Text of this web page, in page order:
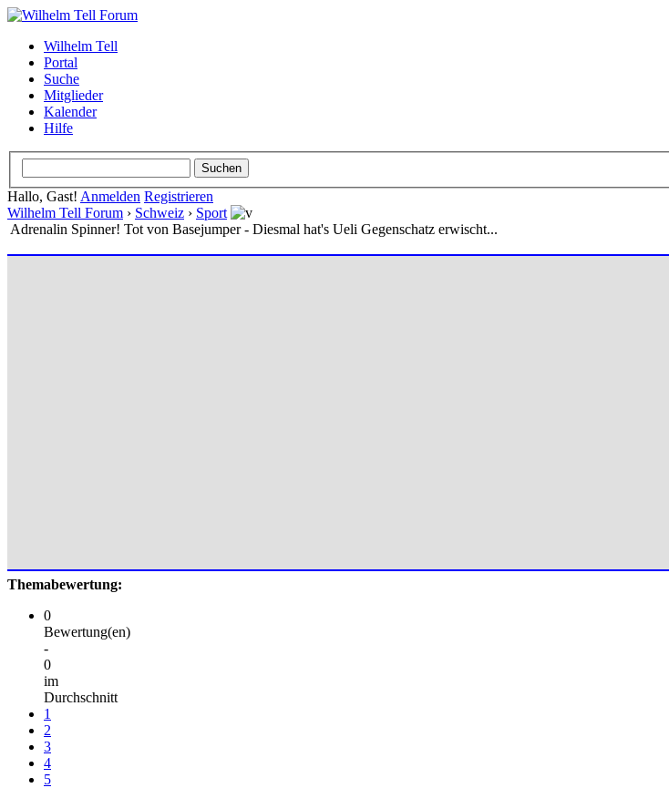
Wilhelm Tell
Portal
Suche
Mitglieder
Kalender
Hilfe
Hallo, Gast! Anmelden Registrieren
Wilhelm Tell Forum › Schweiz › Sport
Adrenalin Spinner! Tot von Basejumper - Diesmal hat's Ueli Gegenschatz erwischt...
Themabewertung:
0
Bewertung(en)
-
0
im
Durchschnitt
1
2
3
4
5